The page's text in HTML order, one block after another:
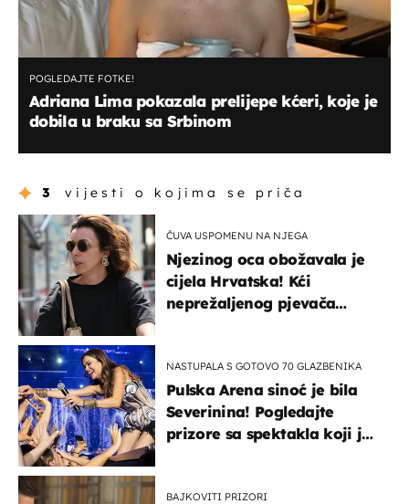
POGLEDAJTE FOTKE!
Adriana Lima pokazala prelijepe kćeri, koje je
dobila u braku sa Srbinom
3 vijesti o kojima se priča
ČUVA USPOMENU NA NJEGA
Njezinog oca obožavala je
cijela Hrvatska! Kći
neprežaljenog pjevača
NASTUPALA S GOTOVO 70 GLAZBENIKA
Pulska Arena sinoć je bila
Severinina! Pogledajte
prizore sa spektakla koji je
BAJKOVITI PRIZORI